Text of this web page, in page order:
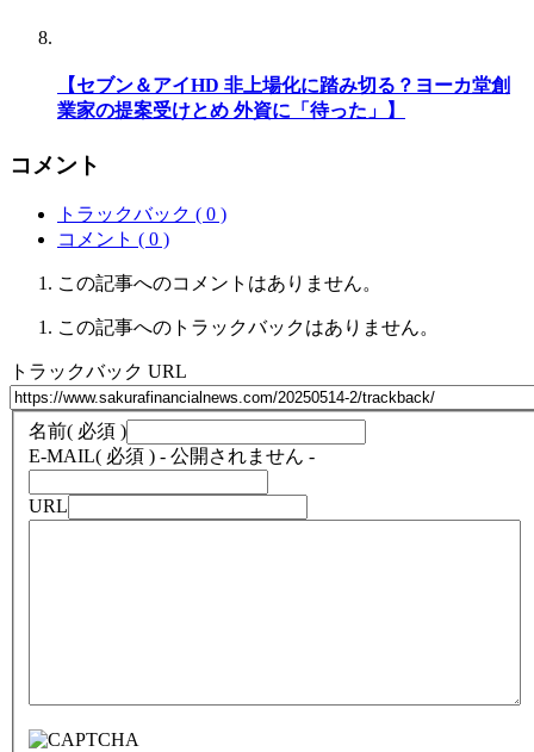
【セブン＆アイHD 非上場化に踏み切る？ヨーカ堂創
業家の提案受けとめ 外資に「待った」】
コメント
トラックバック ( 0 )
コメント ( 0 )
この記事へのコメントはありません。
この記事へのトラックバックはありません。
トラックバック URL
名前( 必須 )
E-MAIL( 必須 ) - 公開されません -
URL